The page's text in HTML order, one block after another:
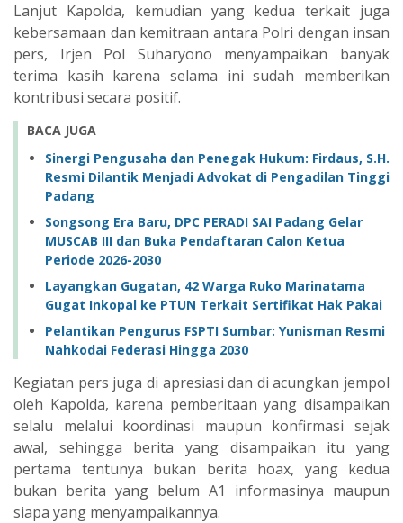
Lanjut Kapolda, kemudian yang kedua terkait juga
kebersamaan dan kemitraan antara Polri dengan insan
pers, Irjen Pol Suharyono menyampaikan banyak
terima kasih karena selama ini sudah memberikan
kontribusi secara positif.
BACA JUGA
Sinergi Pengusaha dan Penegak Hukum: Firdaus, S.H.
Resmi Dilantik Menjadi Advokat di Pengadilan Tinggi
Padang
Songsong Era Baru, DPC PERADI SAI Padang Gelar
MUSCAB III dan Buka Pendaftaran Calon Ketua
Periode 2026-2030
Layangkan Gugatan, 42 Warga Ruko Marinatama
Gugat Inkopal ke PTUN Terkait Sertifikat Hak Pakai
Pelantikan Pengurus FSPTI Sumbar: Yunisman Resmi
Nahkodai Federasi Hingga 2030
Kegiatan pers juga di apresiasi dan di acungkan jempol
oleh Kapolda, karena pemberitaan yang disampaikan
selalu melalui koordinasi maupun konfirmasi sejak
awal, sehingga berita yang disampaikan itu yang
pertama tentunya bukan berita hoax, yang kedua
bukan berita yang belum A1 informasinya maupun
siapa yang menyampaikannya.